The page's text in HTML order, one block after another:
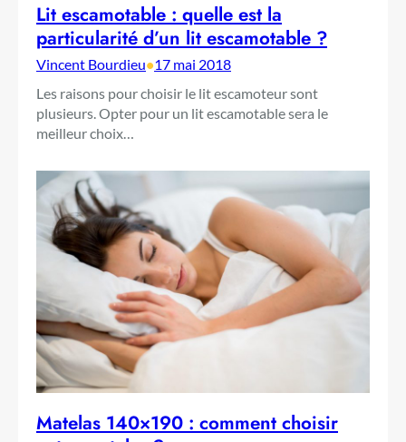
Lit escamotable : quelle est la
particularité d’un lit escamotable ?
Vincent Bourdieu•17 mai 2018
Les raisons pour choisir le lit escamoteur sont
plusieurs. Opter pour un lit escamotable sera le
meilleur choix…
Matelas 140×190 : comment choisir